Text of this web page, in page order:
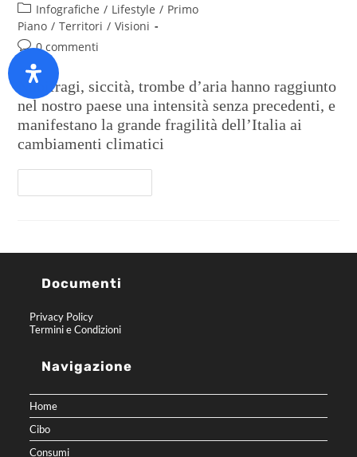
Infografiche / Lifestyle / Primo
Piano / Territori / Visioni
0 commenti
Nubifragi, siccità, trombe d’aria hanno raggiunto
nel nostro paese una intensità senza precedenti, e
manifestano la grande fragilità dell’Italia ai
cambiamenti climatici
Documenti
Privacy Policy
Termini e Condizioni
Navigazione
Home
Cibo
Consumi